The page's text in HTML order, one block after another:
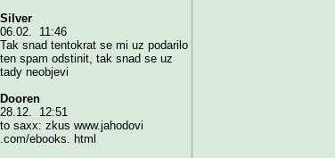
Silver
06.02. 11:46
Tak snad tentokrat se mi uz podarilo
ten spam odstinit, tak snad se uz
tady neobjevi
Dooren
28.12. 12:51
to saxx: zkus www.jahodovi
.com/ebooks. html